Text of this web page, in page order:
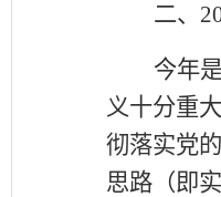
二、
今年
义十分重
彻落实党
思路（即